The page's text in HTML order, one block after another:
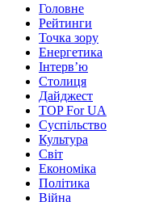
Головне
Рейтинги
Точка зору
Енергетика
Інтерв’ю
Столиця
Дайджест
TOP For UA
Суспiльство
Культура
Світ
Економіка
Політика
Війна